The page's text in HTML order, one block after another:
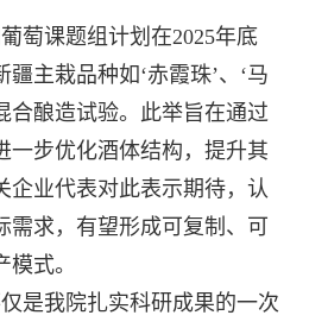
课题组计划在2025年底
主栽品种如‘赤霞珠’、‘马
合酿造试验。此举旨在通过
一步优化酒体结构，提升其
企业代表对此表示期待，认
求，有望形成可复制、可
式。
我院扎实科研成果的一次